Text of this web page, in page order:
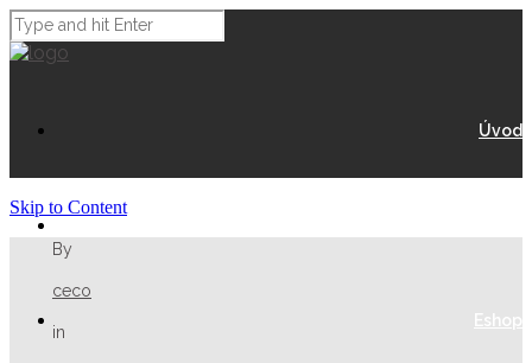
Úvod
Eshop
Skip to Content
By
ceco
in